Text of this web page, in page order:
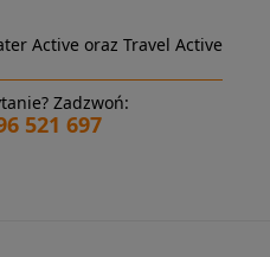
Active oraz Travel Active
Zadzwoń:
521 697